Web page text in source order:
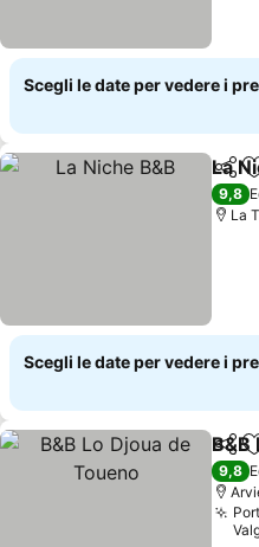
Scegli le date per vedere i
La
9,8
La
Scegli le date per vedere i
B&B
9,8